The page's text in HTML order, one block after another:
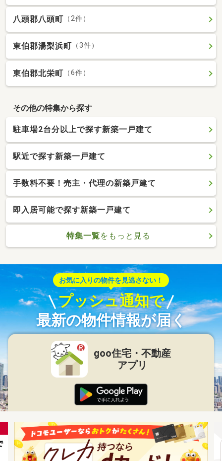
八頭郡八頭町 （2件）
東伯郡湯梨浜町 （3件）
東伯郡北栄町 （6件）
その他の特集から探す
駐車場2台分以上で探す新築一戸建て
駅近で探す新築一戸建て
手数料不要！売主・代理の新築戸建て
即入居可能で探す新築一戸建て
特集一覧をもっと見る
お気に入りの物件を見逃さない！
プッシュ通知で
最新の物件情報が届く
goo住宅・不動産
アプリ